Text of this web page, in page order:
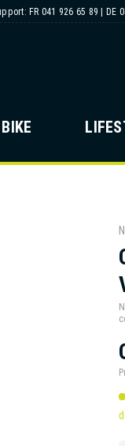
FR 041 926 65 89 | DE
BIKE